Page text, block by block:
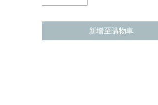
新增至購物車